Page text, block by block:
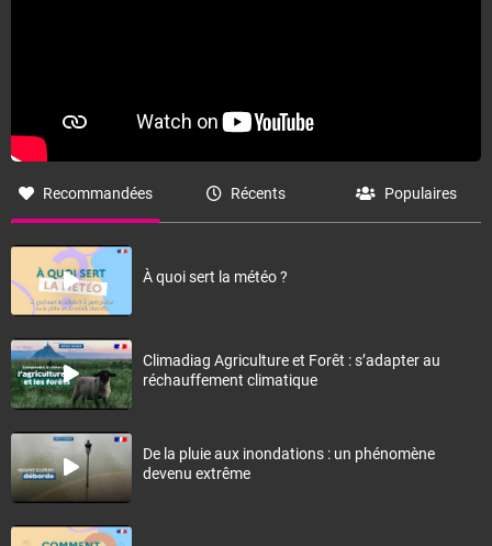
Recommandées Récents Populaires
À quoi sert la météo ?
Climadiag Agriculture et Forêt : s’adapter au
réchauffement climatique
De la pluie aux inondations : un phénomène
devenu extrême